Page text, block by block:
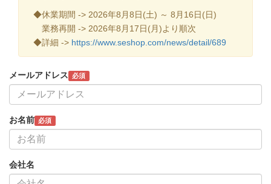
◆休業期間 -> 2026年8月8日(土) ～ 8月16日(日)
業務再開 -> 2026年8月17日(月)より順次
◆詳細 -> https://www.seshop.com/news/detail/689
メールアドレス 必須
お名前 必須
会社名